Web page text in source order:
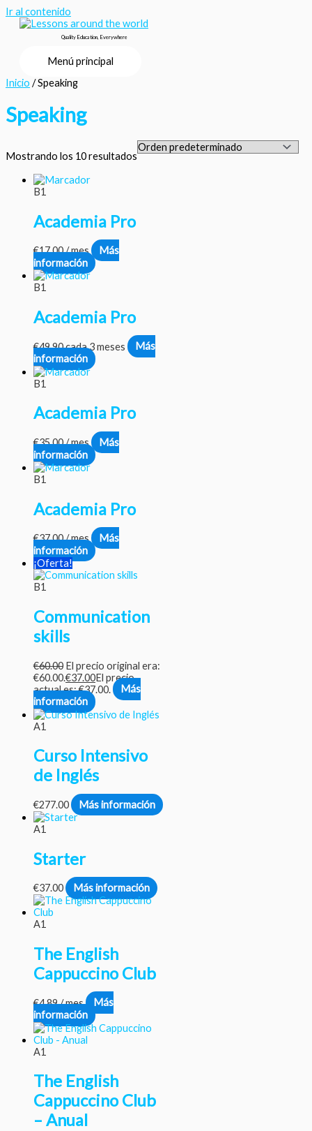
Ir al contenido
Quality Education, Everywhere
Menú principal
Inicio / Speaking
Speaking
Mostrando los 10 resultados
B1
Academia Pro
€17.00/ mes
Más
información
B1
Academia Pro
€49.90cada 3 meses
Más
información
B1
Academia Pro
€35.00/ mes
Más
información
B1
Academia Pro
€37.00/ mes
Más
información
¡Oferta!
B1
Communication
skills
€60.00 El precio original era:
€60.00.€37.00El precio
actual es: €37.00.
Más
información
A1
Curso Intensivo
de Inglés
€277.00 Más información
A1
Starter
€37.00 Más información
A1
The English
Cappuccino Club
€4.89/ mes
Más
información
A1
The English
Cappuccino Club
– Anual